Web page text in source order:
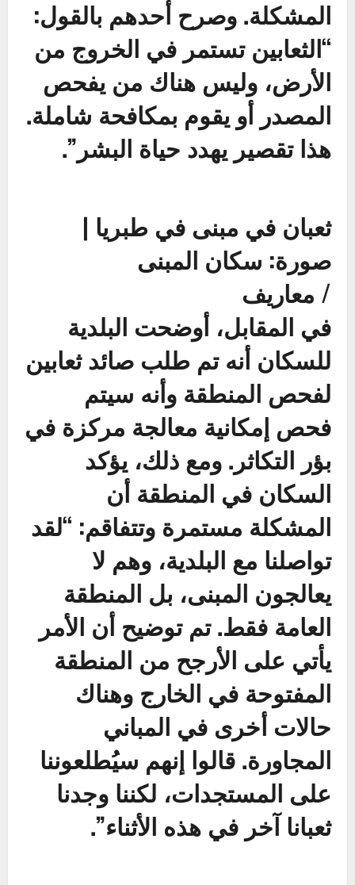
المشكلة. وصرح أحدهم بالقول:
“الثعابين تستمر في الخروج من
الأرض، وليس هناك من يفحص
المصدر أو يقوم بمكافحة شاملة.
هذا تقصير يهدد حياة البشر”.
ثعبان في مبنى في طبريا |
صورة: سكان المبنى
/ معاريف
في المقابل، أوضحت البلدية
للسكان أنه تم طلب صائد ثعابين
لفحص المنطقة وأنه سيتم
فحص إمكانية معالجة مركزة في
بؤر التكاثر. ومع ذلك، يؤكد
السكان في المنطقة أن
المشكلة مستمرة وتتفاقم: “لقد
تواصلنا مع البلدية، وهم لا
يعالجون المبنى، بل المنطقة
العامة فقط. تم توضيح أن الأمر
يأتي على الأرجح من المنطقة
المفتوحة في الخارج وهناك
حالات أخرى في المباني
المجاورة. قالوا إنهم سيُطلعوننا
على المستجدات، لكننا وجدنا
ثعبانا آخر في هذه الأثناء”.